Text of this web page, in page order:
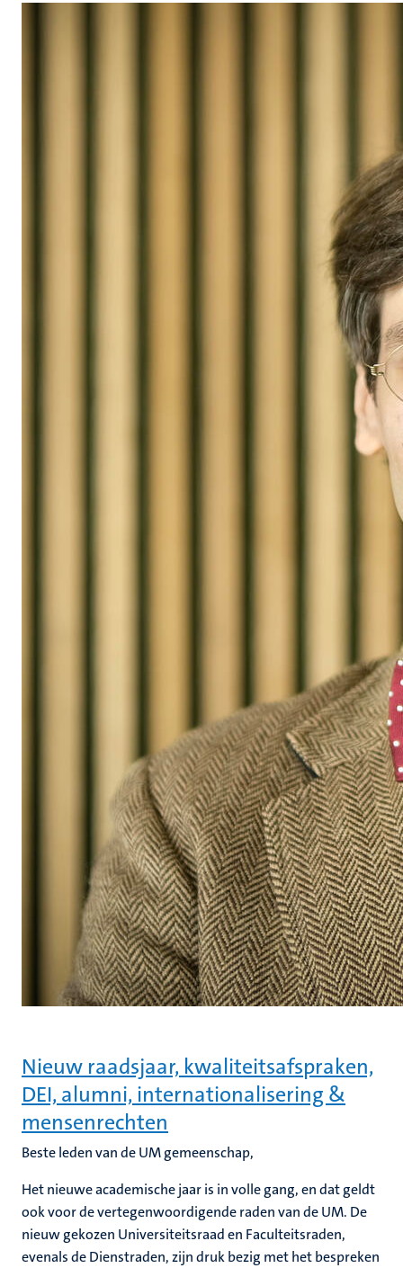
Nieuw raadsjaar, kwaliteitsafspraken,
DEI, alumni, internationalisering &
mensenrechten
Beste leden van de UM gemeenschap,
Het nieuwe academische jaar is in volle gang, en dat geldt
ook voor de vertegenwoordigende raden van de UM. De
nieuw gekozen Universiteitsraad en Faculteitsraden,
evenals de Dienstraden, zijn druk bezig met het bespreken